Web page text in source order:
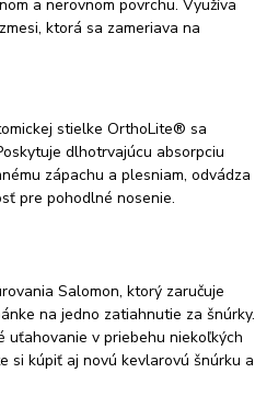
a nerovnom povrchu. Využíva
ktorá sa zameriava na
stielke OrthoLite® sa
dlhotrvajúcu absorpciu
zápachu a plesniam, odvádza
pre pohodlné nosenie.
Salomon, ktorý zaručuje
na jedno zatiahnutie za šnúrky.
uťahovanie v priebehu niekoľkých
si kúpiť aj novú kevlarovú šnúrku a